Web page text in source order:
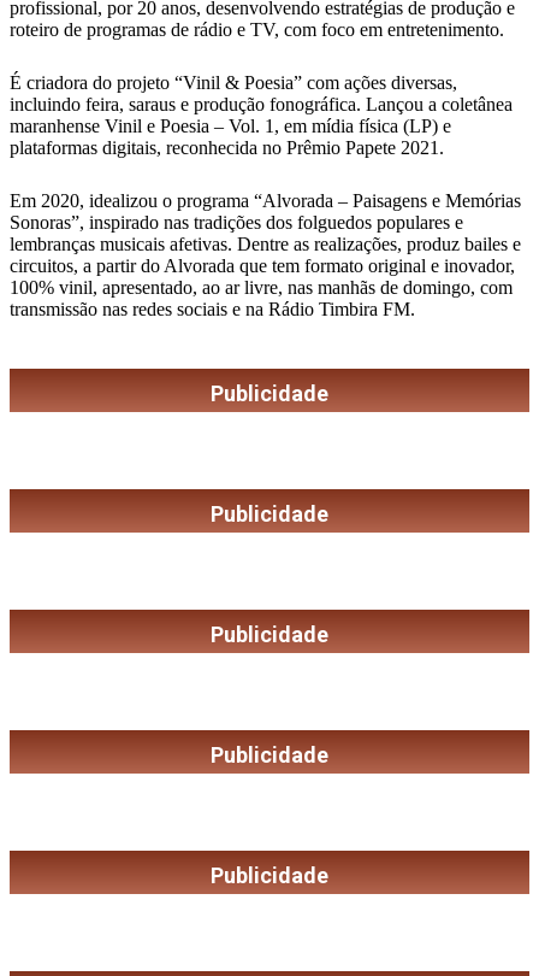
profissional, por 20 anos, desenvolvendo estratégias de produção e
roteiro de programas de rádio e TV, com foco em entretenimento.
É criadora do projeto “Vinil & Poesia” com ações diversas,
incluindo feira, saraus e produção fonográfica. Lançou a coletânea
maranhense Vinil e Poesia – Vol. 1, em mídia física (LP) e
plataformas digitais, reconhecida no Prêmio Papete 2021.
Em 2020, idealizou o programa “Alvorada – Paisagens e Memórias
Sonoras”, inspirado nas tradições dos folguedos populares e
lembranças musicais afetivas. Dentre as realizações, produz bailes e
circuitos, a partir do Alvorada que tem formato original e inovador,
100% vinil, apresentado, ao ar livre, nas manhãs de domingo, com
transmissão nas redes sociais e na Rádio Timbira FM.
Publicidade
Publicidade
Publicidade
Publicidade
Publicidade